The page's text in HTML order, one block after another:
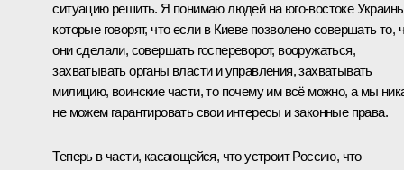
ситуацию решить. Я понимаю людей на юго-востоке
которые говорят, что если в Киеве позволено совершать то,
они сделали, совершать госпереворот, вооружаться,
захватывать органы власти и управления, захватывать
милицию, воинские части, то почему им всё можно, а мы
не можем гарантировать свои интересы и законные права.
Теперь в части, касающейся, что устроит Россию, что